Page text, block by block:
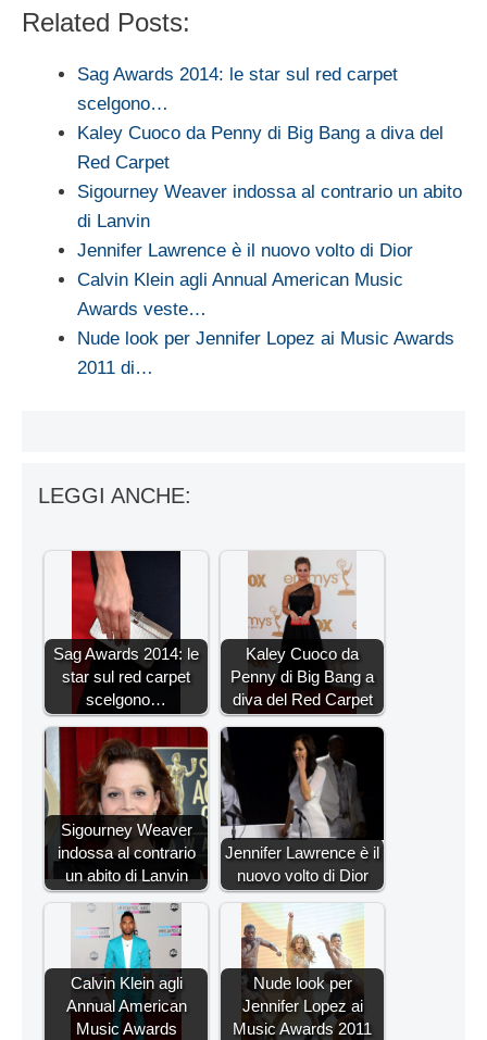
Related Posts:
Sag Awards 2014: le star sul red carpet
scelgono…
Kaley Cuoco da Penny di Big Bang a diva del
Red Carpet
Sigourney Weaver indossa al contrario un abito
di Lanvin
Jennifer Lawrence è il nuovo volto di Dior
Calvin Klein agli Annual American Music
Awards veste…
Nude look per Jennifer Lopez ai Music Awards
2011 di…
LEGGI ANCHE:
Sag Awards 2014: le
star sul red carpet
scelgono…
Kaley Cuoco da
Penny di Big Bang a
diva del Red Carpet
Sigourney Weaver
indossa al contrario
un abito di Lanvin
Jennifer Lawrence è il
nuovo volto di Dior
Calvin Klein agli
Annual American
Music Awards
Nude look per
Jennifer Lopez ai
Music Awards 2011